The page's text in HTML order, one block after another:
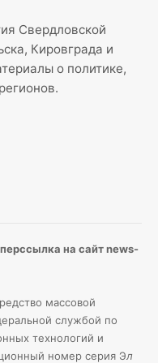
Свердловской
Кировграда и
о политике,
на сайт news-
массовой
службой по
технологий и
номер серия Эл